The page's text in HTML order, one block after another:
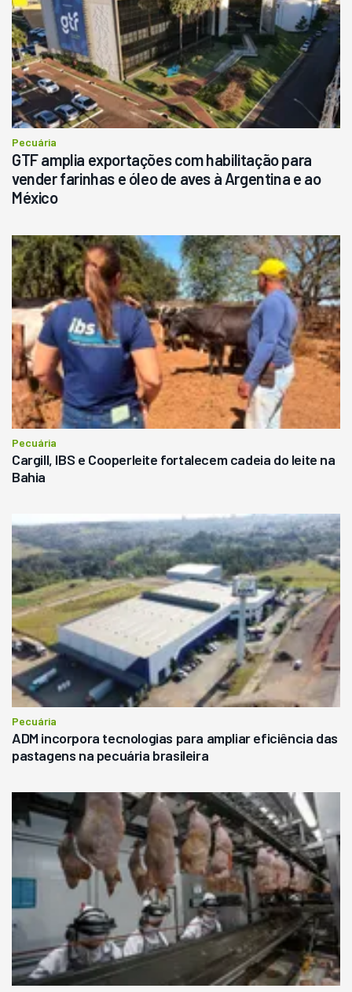
Pecuária
GTF amplia exportações com habilitação para
vender farinhas e óleo de aves à Argentina e ao
México
Pecuária
Cargill, IBS e Cooperleite fortalecem cadeia do leite na
Bahia
Pecuária
ADM incorpora tecnologias para ampliar eficiência das
pastagens na pecuária brasileira